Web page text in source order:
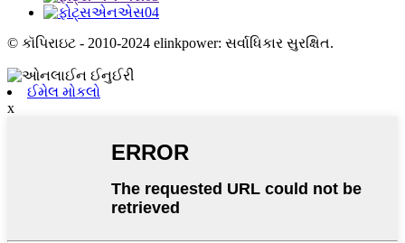
© કૉપિરાઇટ - 2010-2024 elinkpower: સર્વાધિકાર સુરક્ષિત.
ઈમેલ મોકલો
x